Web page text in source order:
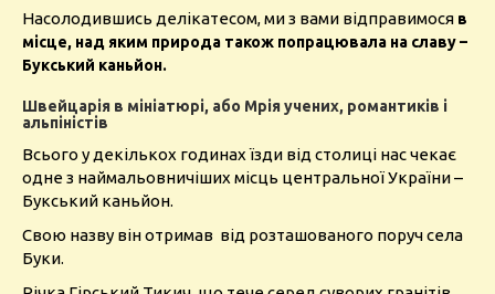
Насолодившись делікатесом, ми з вами відправимося в
місце, над яким природа також попрацювала на славу –
Букський каньйон.
Швейцарія в мініатюрі, або Мрія учених, романтиків і
альпіністів
Всього у декількох годинах їзди від столиці нас чекає
одне з наймальовничіших місць центральної України –
Букський каньйон.
Свою назву він отримав від розташованого поруч села
Буки.